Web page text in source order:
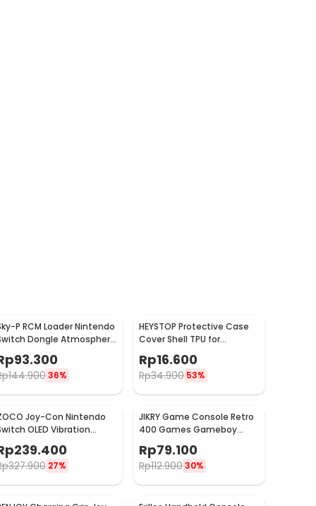
P RCM Loader Nintendo
Dongle Atmosphere
93.300
144.900 36%
HEYSTOP Protective Case
Cover Shell TPU for
Nintendo Switch Lite - K402
Rp16.600
Rp34.900 53%
Joy-Con Nintendo
OLED Vibration
Motion Sensor 6 Axis RGB -
239.400
327.900 27%
JIKRY Game Console Retro
400 Games Gameboy
J-128
Rp79.100
Rp112.90030%